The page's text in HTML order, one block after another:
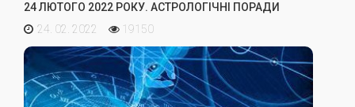
24 ЛЮТОГО 2022 РОКУ. АСТРОЛОГІЧНІ ПОРАДИ
24. 02. 2022
19150